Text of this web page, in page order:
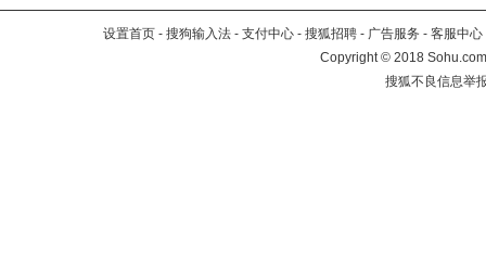
设置首页 - 搜狗输入法 - 支付中心 - 搜狐招聘 - 广告服务 - 客服中心
Copyright©2018
搜狐不良信息举